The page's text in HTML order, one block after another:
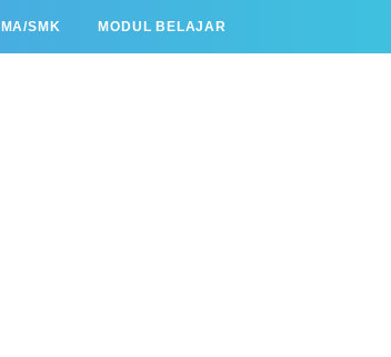
SMK MODUL BELAJAR